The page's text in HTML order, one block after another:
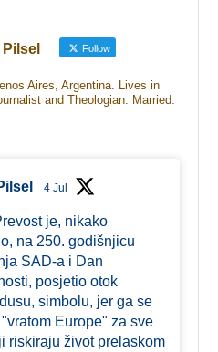
Follow
Aires, Argentina. Lives in
and Theologian. Married.
4 Jul
je, nikako
na 250. godišnjicu
SAD-a i Dan
posjetio otok
simbolu, jer ga se
Europe" za sve
riskiraju život prelaskom